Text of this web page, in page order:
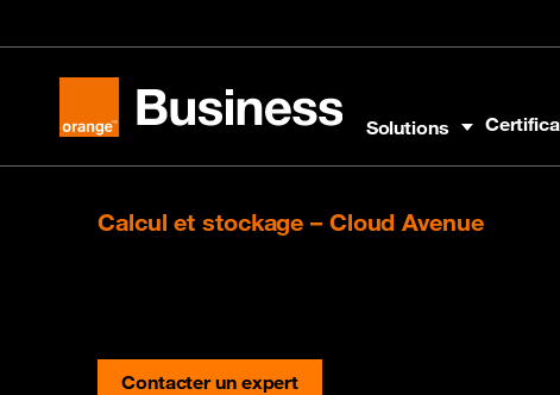
Orange Business
Solutions
Calcul et stockage – Cloud Avenue
Contacter un expert